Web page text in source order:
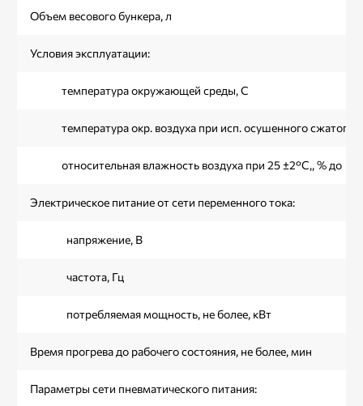
Объем весового бункера, л
Условия эксплуатации:
температура окружающей среды, С
температура окр. воздуха при исп. осушенного сжатого
относительная влажность воздуха при 25 ±2°C,, % до
Электрическое питание от сети переменного тока:
напряжение, В
частота, Гц
потребляемая мощность, не более, кВт
Время прогрева до рабочего состояния, не более, мин
Параметры сети пневматического питания: